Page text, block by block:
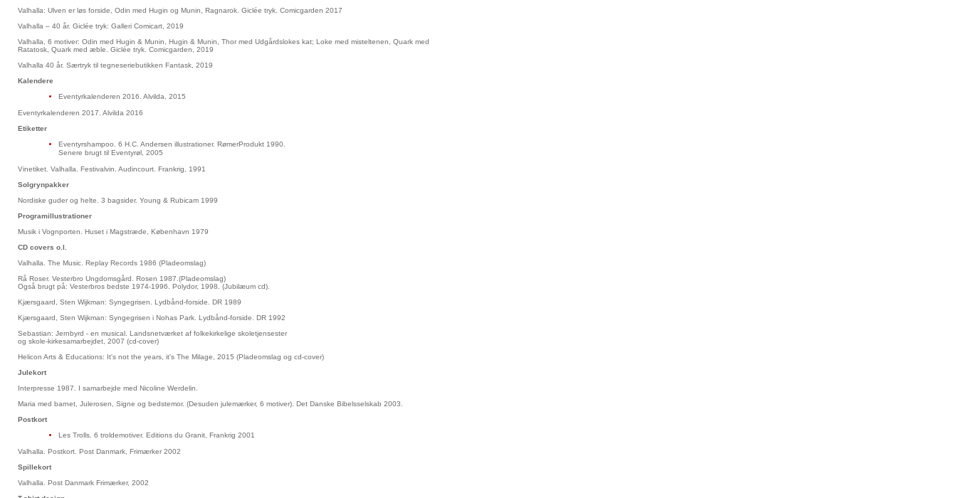
Valhalla: Ulven er løs forside, Odin med Hugin og Munin, Ragnarok. Giclée tryk. Comicgarden 2017
Valhalla – 40 år. Giclée tryk: Galleri Comicart, 2019
Valhalla, 6 motiver: Odin med Hugin & Munin, Hugin & Munin, Thor med Udgårdslokes kat; Loke med misteltenen, Quark med
Ratatosk, Quark med æble. Giclée tryk. Comicgarden, 2019
Valhalla 40 år. Særtryk til tegneseriebutikken Fantask, 2019
Kalendere
Eventyrkalenderen 2016. Alvilda, 2015
Eventyrkalenderen 2017. Alvilda 2016
Etiketter
Eventyrshampoo. 6 H.C. Andersen illustrationer. RømerProdukt 1990.
Senere brugt til Eventyrøl, 2005
Vinetiket. Valhalla. Festivalvin. Audincourt. Frankrig, 1991
Solgrynpakker
Nordiske guder og helte. 3 bagsider. Young & Rubicam 1999
Programillustrationer
Musik i Vognporten. Huset i Magstræde, København 1979
CD covers o.l.
Valhalla. The Music. Replay Records 1986 (Pladeomslag)
Rå Roser. Vesterbro Ungdomsgård. Rosen 1987.(Pladeomslag)
Også brugt på: Vesterbros bedste 1974-1996. Polydor, 1998. (Jubilæum cd).
Kjærsgaard, Sten Wijkman: Syngegrisen. Lydbånd-forside. DR 1989
Kjærsgaard, Sten Wijkman: Syngegrisen i Nohas Park. Lydbånd-forside. DR 1992
Sebastian: Jernbyrd - en musical. Landsnetværket af folkekirkelige skoletjensester
og skole-kirkesamarbejdet, 2007 (cd-cover)
Helicon Arts & Educations: It's not the years, it's The Milage, 2015 (Pladeomslag og cd-cover)
Julekort
Interpresse 1987. I samarbejde med Nicoline Werdelin.
Maria med barnet, Julerosen, Signe og bedstemor. (Desuden julemærker, 6 motiver). Det Danske Bibelsselskab 2003.
Postkort
Les Trolls. 6 troldemotiver. Editions du Granit, Frankrig 2001
Valhalla. Postkort. Post Danmark, Frimærker 2002
Spillekort
Valhalla. Post Danmark Frimærker, 2002